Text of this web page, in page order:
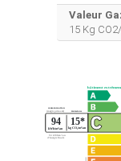
Valeur
15 Kg